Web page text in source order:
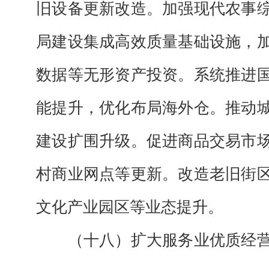
旧设备更新改造。加强现代农事
局建设集成高效质量基础设施，
数据等无形资产投资。系统推进
能提升，优化布局海外仓。推动
建设扩围升级。促进商品交易市
村商业网点等更新。改造老旧街
文化产业园区等业态提升。
（十八）扩大服务业优质经